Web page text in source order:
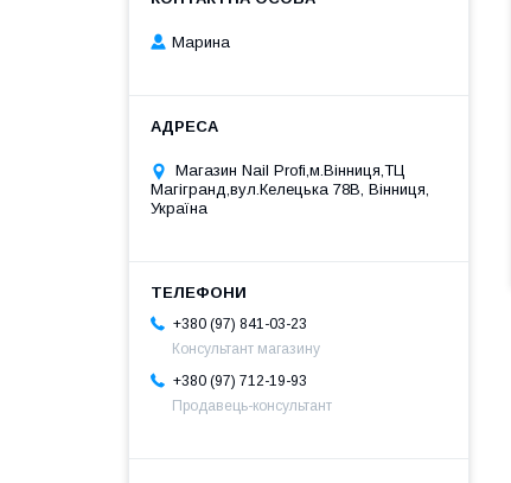
Марина
Магазин Nail Profi,м.Вінниця,ТЦ
Магігранд,вул.Келецька 78В, Вінниця,
Україна
+380 (97) 841-03-23
Консультант магазину
+380 (97) 712-19-93
Продавець-консультант